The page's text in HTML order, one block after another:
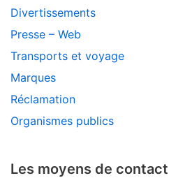
Divertissements
Presse – Web
Transports et voyage
Marques
Réclamation
Organismes publics
Les moyens de contact